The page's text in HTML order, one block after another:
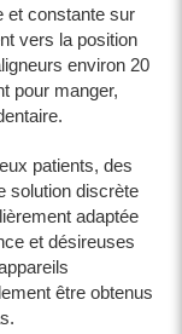
et constante sur
vers la position
environ 20
pour manger,
patients, des
solution discrète
adaptée
et désireuses
être obtenus